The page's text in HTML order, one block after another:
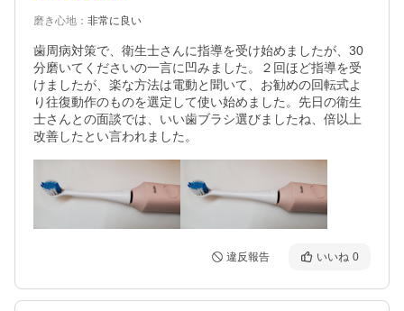
磨き心地 ： 非常に良い
歯周病対策で、衛生士さんに指導を受け始めましたが、30
分磨いてくださいの一言に凹みました。２回ほど指導を受
けましたが、楽な方法は電動と聞いて、お勧めの回転式よ
り往復動作のものを選定して使い始めました。先日の衛生
士さんとの面談では、いい歯ブラシ選びましたね、倍以上
改善したとい言われました。
違反報告 いいね 0